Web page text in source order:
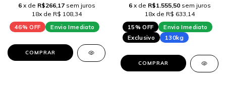
6 x de R$266,17 sem juros
18x de R$ 108,34
46% OFF
Envio Imediato
COMPRAR
6 x de R$1.555,50 sem juros
18x de R$ 633,14
15% OFF
Envio Imediato
Exclusivo
130kg
COMPRAR